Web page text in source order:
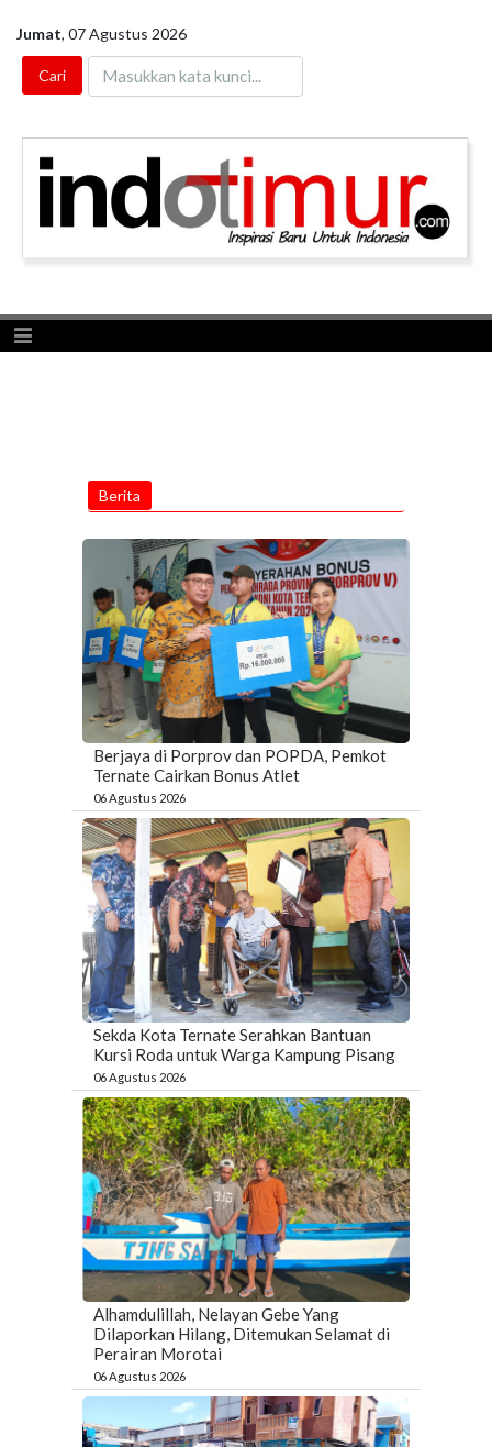
Jumat, 07 Agustus 2026
Toggle navigation
Berita
Berjaya di Porprov dan POPDA, Pemkot
Ternate Cairkan Bonus Atlet
06 Agustus 2026
Sekda Kota Ternate Serahkan Bantuan
Kursi Roda untuk Warga Kampung Pisang
06 Agustus 2026
Alhamdulillah, Nelayan Gebe Yang
Dilaporkan Hilang, Ditemukan Selamat di
Perairan Morotai
06 Agustus 2026